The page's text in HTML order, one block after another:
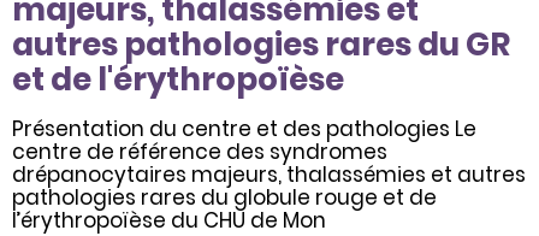
majeurs, thalassémies et
autres pathologies rares du GR
et de l'érythropoïèse
Présentation du centre et des pathologies Le
centre de référence des syndromes
drépanocytaires majeurs, thalassémies et autres
pathologies rares du globule rouge et de
l’érythropoïèse du CHU de Mon